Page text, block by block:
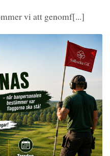
vi att genomf[...]